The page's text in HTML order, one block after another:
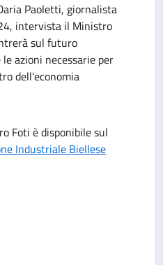
Paoletti, giornalista
intervista il Ministro
sul futuro
azioni necessarie per
dell'economia
Foti è disponibile sul
Industriale Biellese